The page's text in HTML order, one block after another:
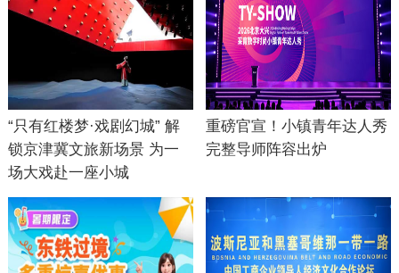
“只有红楼梦·戏剧幻城” 解
锁京津冀文旅新场景 为一
场大戏赴一座小城
重磅官宣！小镇青年达人秀
完整导师阵容出炉